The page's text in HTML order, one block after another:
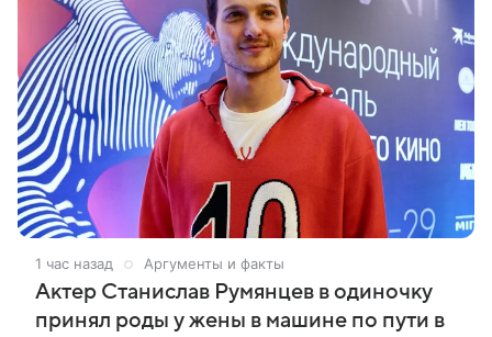
1 час назад Аргументы и факты
Актер Станислав Румянцев в одиночку
принял роды у жены в машине по пути в